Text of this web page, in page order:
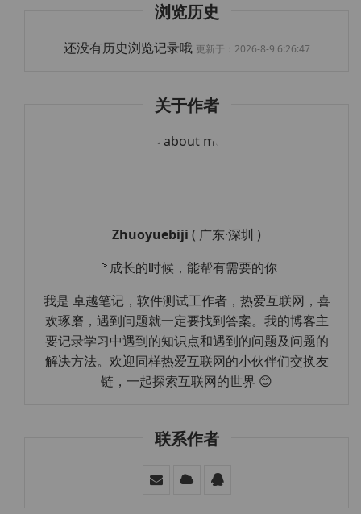
浏览历史
还没有历史浏览记录哦 更新于：2026-8-9 6:26:47
关于作者
Zhuoyuebiji ( 广东·深圳 )
🚩成长的时候，能帮有需要的你
我是 卓越笔记，软件测试工作者，热爱互联网，喜
欢琢磨，遇到问题就一定要找到答案。我的博客主
要记录学习中遇到的知识点和遇到的问题及问题的
解决方法。欢迎同样热爱互联网的小伙伴们交换友
链，一起探索互联网的世界 😊
联系作者